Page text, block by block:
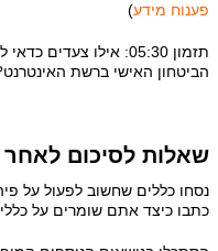
פענוח מידע)
תזמון 05:30: אילו
הביטחון האישי ברשת
שאלות לסיכום לאחר
נסחו כללים שחשוב לפעול על
כתבו כיצד אתם שומרים על